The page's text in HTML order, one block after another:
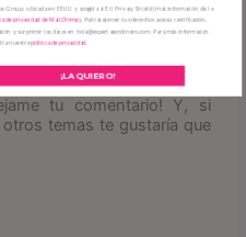
tu comentario! Y, si
temas te gustaría que
¡LA QUIERO!
Group, ubicada en EEUU y acogida al EU Privacy Shield (más información de la
de privacidad de MailChimp). Podrás ejercer tus derechos acceso, rectificación,
y surprimir los datos en hola@expertasendinero.com. Para más información
nuestrapolítica de privacidad.